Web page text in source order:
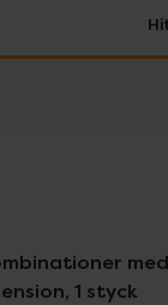
1 styck